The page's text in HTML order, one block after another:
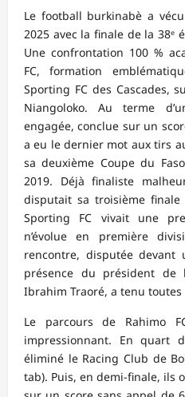
Le football burkinabè a
2025 avec la finale de la 38ᵉ
Une confrontation 100 %
FC, formation
Sporting FC des Cascades,
Niangoloko. Au terme
engagée, conclue sur un
a eu le dernier mot aux tirs
sa deuxième Coupe du
2019. Déjà finaliste
disputait sa troisième
Sporting FC vivait une
n’évolue en première
rencontre, disputée
présence du président de
Ibrahim Traoré, a tenu toutes
Le parcours de Rahimo
impressionnant. En quart
éliminé le Racing Club de
tab). Puis, en demi-finale, ils